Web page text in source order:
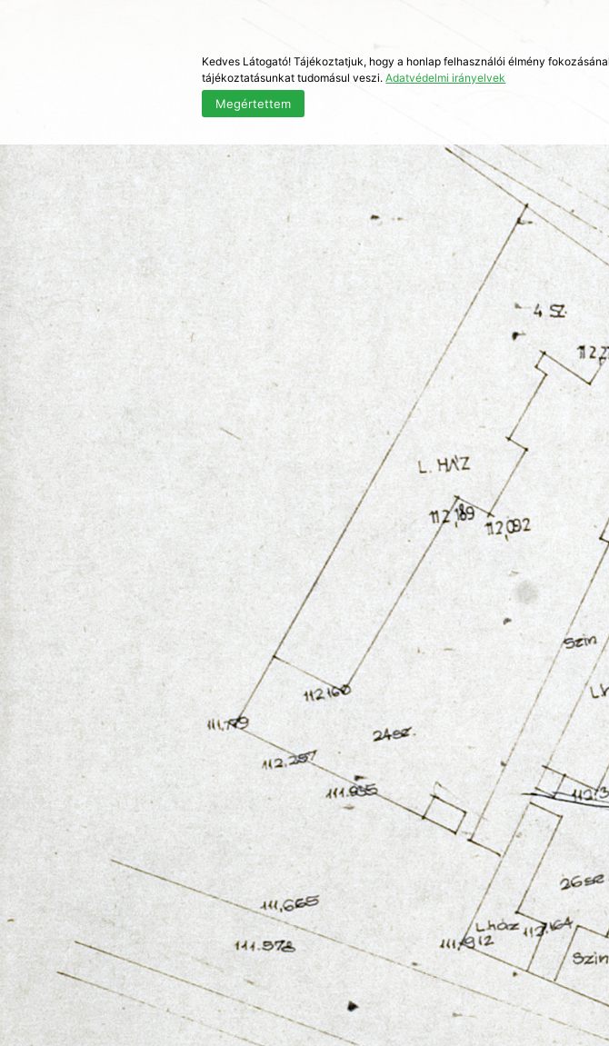
Kedves Látogató! Tájékoztatjuk, hogy a honlap felhasználói élmény
tájékoztatásunkat tudomásul veszi.Adatvédelmi irányelvek
Megértettem